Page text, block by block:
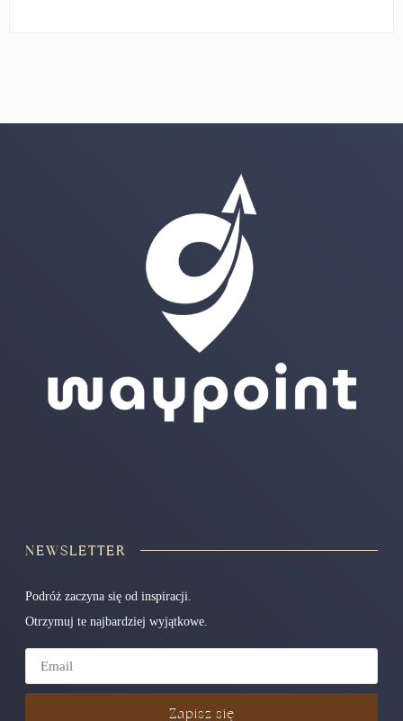
NEWSLETTER
Podróż zaczyna się od inspiracji.
Otrzymuj te najbardziej wyjątkowe.
Zapisz się